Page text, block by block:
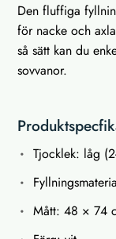
Den fluffiga
för nacke och
så sätt kan du
sovvanor.
Tjocklek: låg
Mått: 48 × 74